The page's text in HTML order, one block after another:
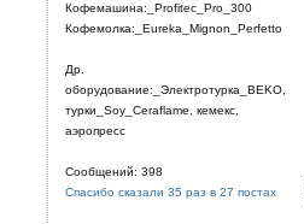
Кофемашина:_Profitec_Pro_300
Кофемолка:_Eureka_Mignon_Perfetto
Др.
оборудование:_Электротурка_BEKO,
турки_Soy_Ceraflame, кемекс,
аэропресс
Сообщений: 398
Спасибо сказали 35 раз в 27 постах